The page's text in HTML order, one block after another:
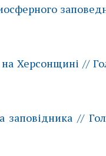
Херсонщині //
//